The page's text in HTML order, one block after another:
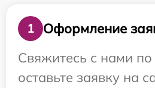
1
Оформление
Свяжитесь с нами
оставьте заявку на